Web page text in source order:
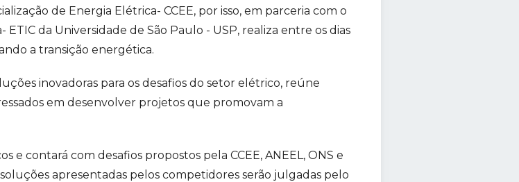
de Energia Elétrica- CCEE, por isso, em parceria com o
da Universidade de São Paulo - USP, realiza entre os dias
a transição energética.
inovadoras para os desafios do setor elétrico, reúne
em desenvolver projetos que promovam a
e contará com desafios propostos pela CCEE, ANEEL, ONS e
apresentadas pelos competidores serão julgadas pelo